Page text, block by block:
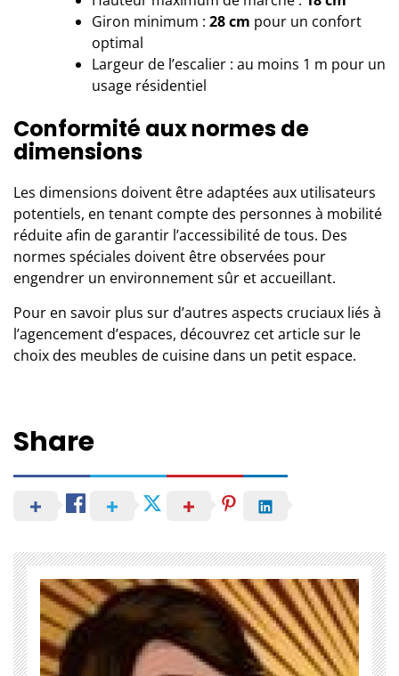
Giron minimum : 28 cm pour un confort
optimal
Largeur de l’escalier : au moins 1 m pour un
usage résidentiel
Conformité aux normes de
dimensions
Les dimensions doivent être adaptées aux utilisateurs
potentiels, en tenant compte des personnes à mobilité
réduite afin de garantir l’accessibilité de tous. Des
normes spéciales doivent être observées pour
engendrer un environnement sûr et accueillant.
Pour en savoir plus sur d’autres aspects cruciaux liés à
l’agencement d’espaces, découvrez cet article sur le
choix des meubles de cuisine dans un petit espace.
Share